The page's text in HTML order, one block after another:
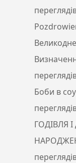
Боби в
ГОДІВЛЯ